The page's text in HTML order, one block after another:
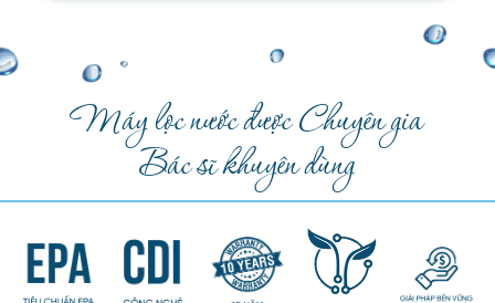
Máy lọc nước được Chuyên gia
Bác sĩ khuyên dùng